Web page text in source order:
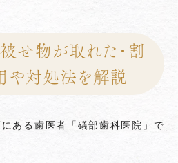
被せ物が取れた・割
や対処法を解説
ある歯医者「礒部歯科医院」で